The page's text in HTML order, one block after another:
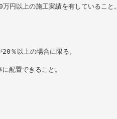
円以上の施工実績を有していること。
％以上の場合に限る。
配置できること。